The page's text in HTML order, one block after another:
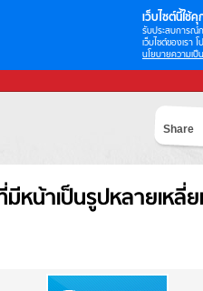
เว็บไซต์นี้ใช้คุ
รับประสบการณ์
เว็บไซต์ของเรา
นโยบายความเป็
Share
หน้าเป็นรูปหลายเห